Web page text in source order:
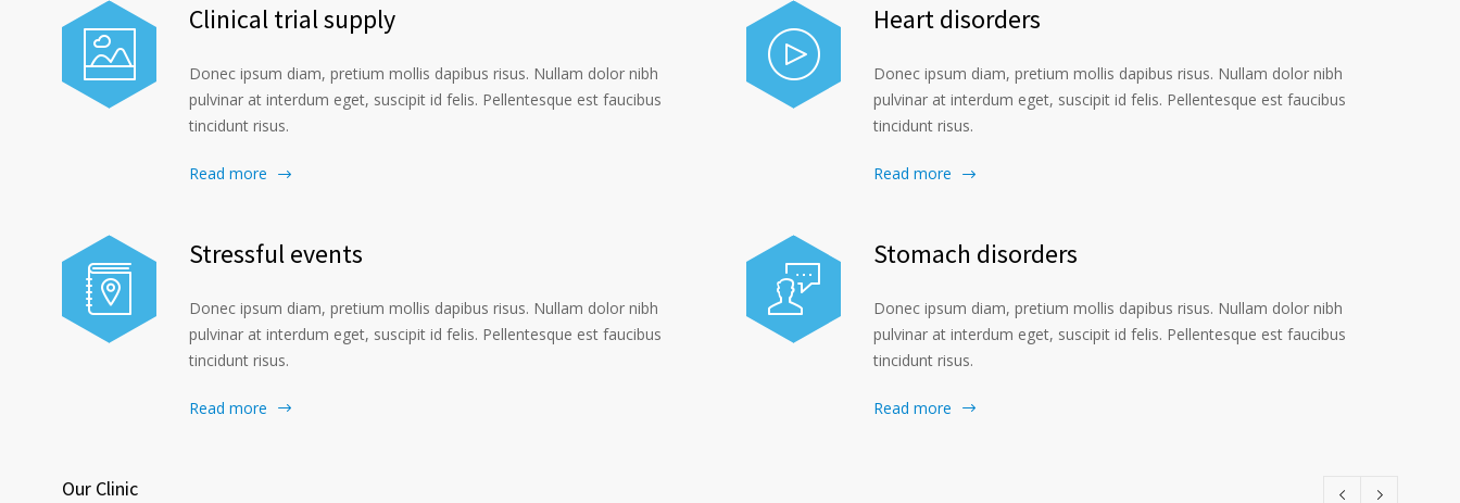
Clinical trial supply
Donec ipsum diam, pretium mollis dapibus risus. Nullam dolor nibh
pulvinar at interdum eget, suscipit id felis. Pellentesque est faucibus
tincidunt risus.
Read more
Stressful events
Donec ipsum diam, pretium mollis dapibus risus. Nullam dolor nibh
pulvinar at interdum eget, suscipit id felis. Pellentesque est faucibus
tincidunt risus.
Read more
Heart disorders
Donec ipsum diam, pretium mollis dapibus risus. Nullam dolor nibh
pulvinar at interdum eget, suscipit id felis. Pellentesque est faucibus
tincidunt risus.
Read more
Stomach disorders
Donec ipsum diam, pretium mollis dapibus risus. Nullam dolor nibh
pulvinar at interdum eget, suscipit id felis. Pellentesque est faucibus
tincidunt risus.
Read more
Our Clinic